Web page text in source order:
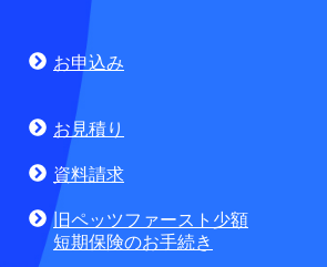
通話無料
お申込み
お見積り
資料請求
旧ペッツファースト少額
短期保険のお手続き